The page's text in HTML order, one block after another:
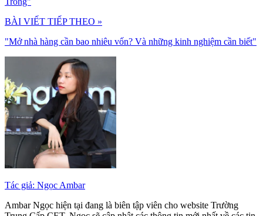
BÀI VIẾT TIẾP THEO »
"Mở nhà hàng cần bao nhiêu vốn? Và những kinh nghiệm cần biết"
Tác giả: Ngọc Ambar
Ambar Ngọc hiện tại đang là biên tập viên cho website Trường